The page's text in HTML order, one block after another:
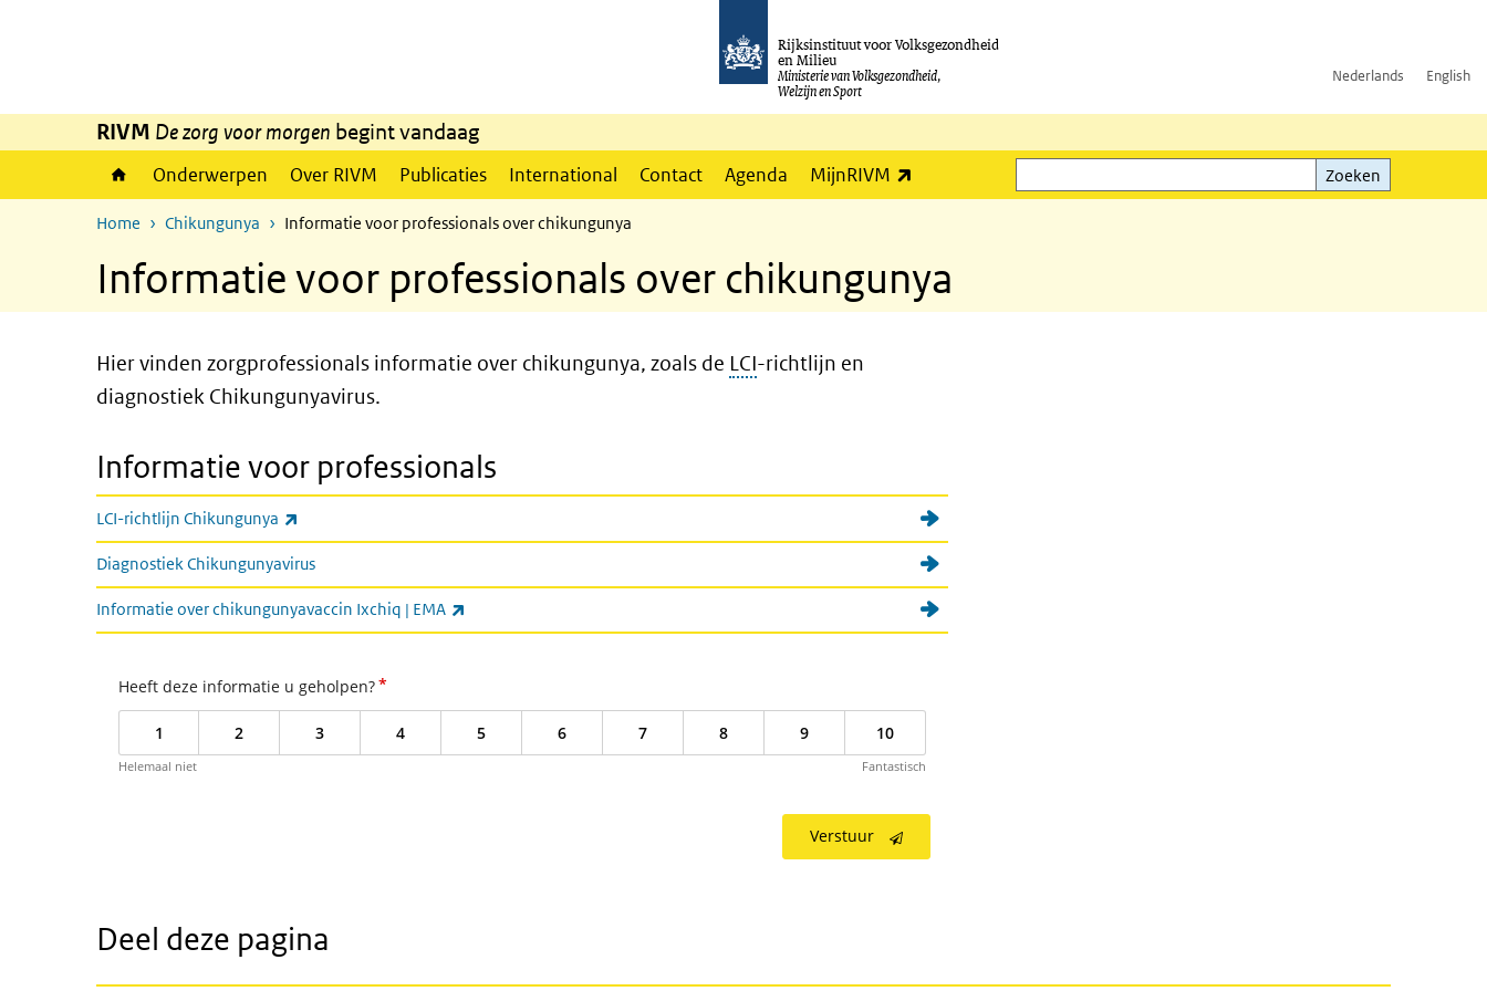
Rijksinstituut voor Volksgezondheid
en Milieu
Ministerie van Volksgezondheid,
Welzijn en Sport
Nederlands English
RIVM De zorg voor morgen begint vandaag
Onderwerpen Over RIVM Publicaties International Contact Agenda MijnRIVM
Zoeken
Zoeken
Home Chikungunya Informatie voor professionals over chikungunya
Informatie voor professionals over chikungunya
Hier vinden zorgprofessionals informatie over chikungunya, zoals de LCI-richtlijn en
diagnostiek Chikungunyavirus.
Informatie voor professionals
LCI-richtlijn Chikungunya
Diagnostiek Chikungunyavirus
Informatie over chikungunyavaccin Ixchiq | EMA
Heeft deze informatie u geholpen?*
1 2 3 4 5 6 7 8 9 10
Helemaal niet Fantastisch
Verstuur
Deel deze pagina